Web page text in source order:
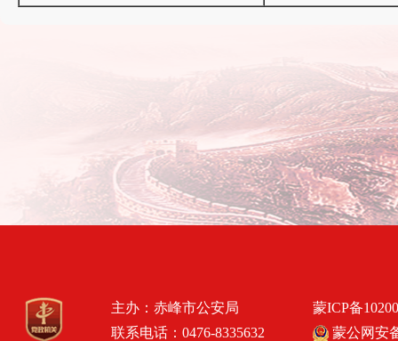
主办：赤峰市公安局
联系电话：0476-8335632
蒙ICP备
蒙公网安